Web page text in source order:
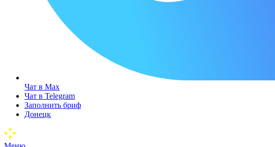
Чат в Max
Чат в Telegram
Заполнить бриф
Донецк